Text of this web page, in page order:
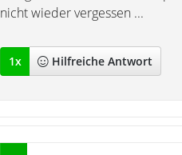
nicht wieder vergessen ...
1x Hilfreiche Antwort